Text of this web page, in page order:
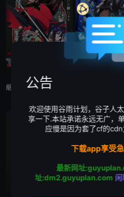
缎带骑士公告
欢迎使用谷雨计划，谷子人
享一下.本站承诺永远无广，
应慢是因为套了cf的cdn
下载app享受
最新网址
址:dm2.guyuplan.com